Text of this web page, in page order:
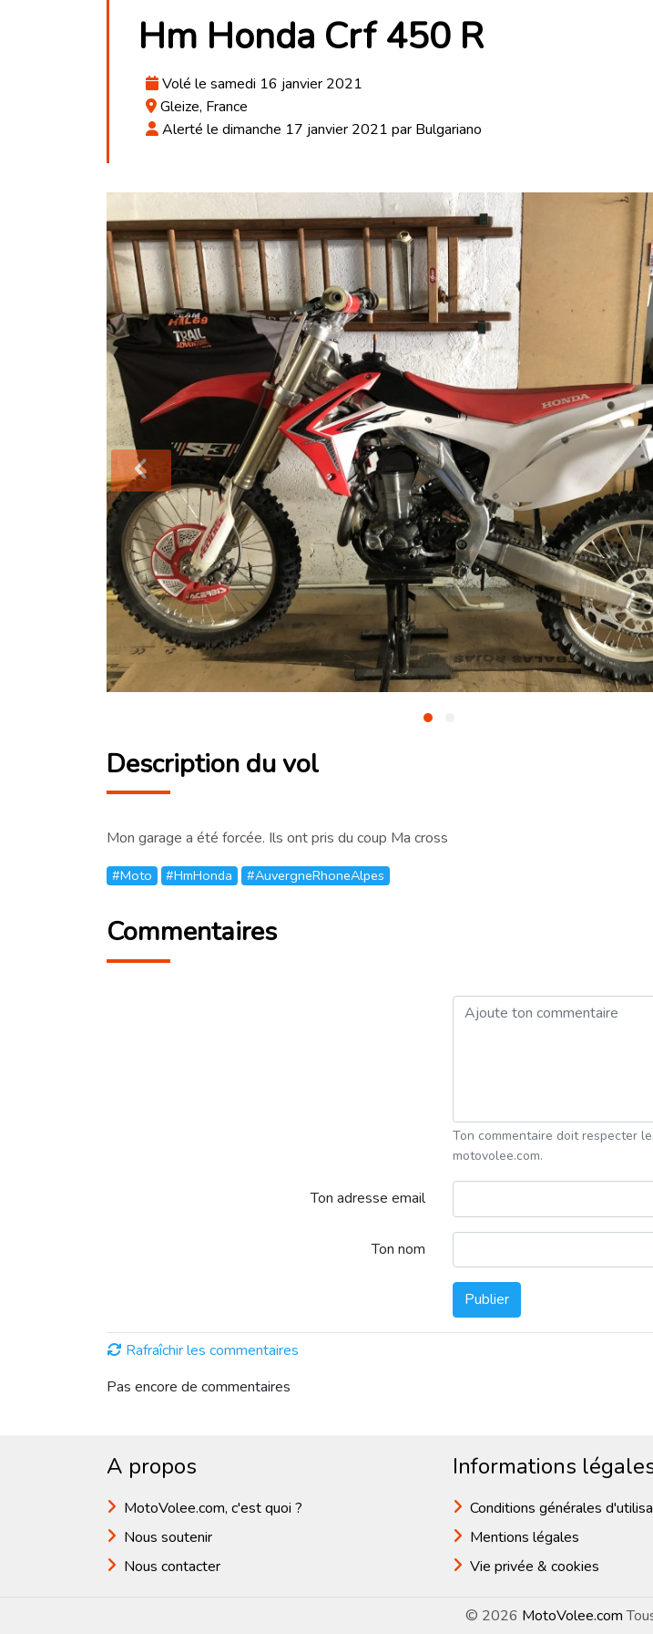
Hm Honda Crf 450 R
Volé le samedi 16 janvier 2021
Gleize, France
Alerté le dimanche 17 janvier 2021 par Bulgariano
Description du vol
Mon garage a été forcée. Ils ont pris du coup Ma cross
#Moto #HmHonda #AuvergneRhoneAlpes
Commentaires
Ton commentaire doit respecter
motovolee.com.
Ton adresse email
Ton nom
Publier
Rafraîchir les commentaires
Pas encore de commentaires
A propos
MotoVolee.com, c'est quoi ?
Nous soutenir
Nous contacter
Informations
Conditions générales
Mentions légales
Vie privée & cookies
© 2026 MotoVolee.com